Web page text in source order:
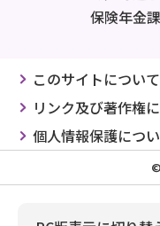
保険年金
このサイトについて
リンク及び著作権
個人情報保護につ